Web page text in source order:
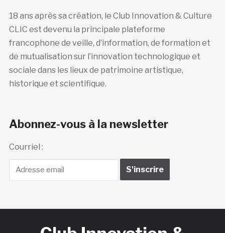
18 ans après sa création, le Club Innovation & Culture
CLIC est devenu la principale plateforme
francophone de veille, d’information, de formation et
de mutualisation sur l’innovation technologique et
sociale dans les lieux de patrimoine artistique,
historique et scientifique.
Abonnez-vous à la newsletter
Courriel :